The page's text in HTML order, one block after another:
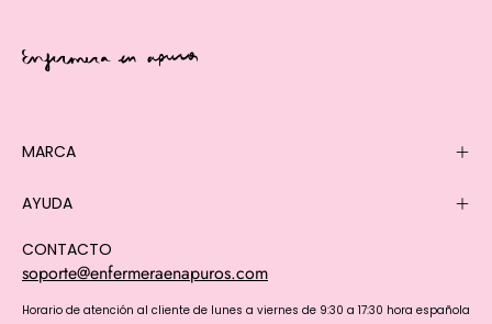
MARCA
AYUDA
CONTACTO
soporte@enfermeraenapuros.com
Horario de atención al cliente de lunes a viernes de 9:30 a 17:30 hora española